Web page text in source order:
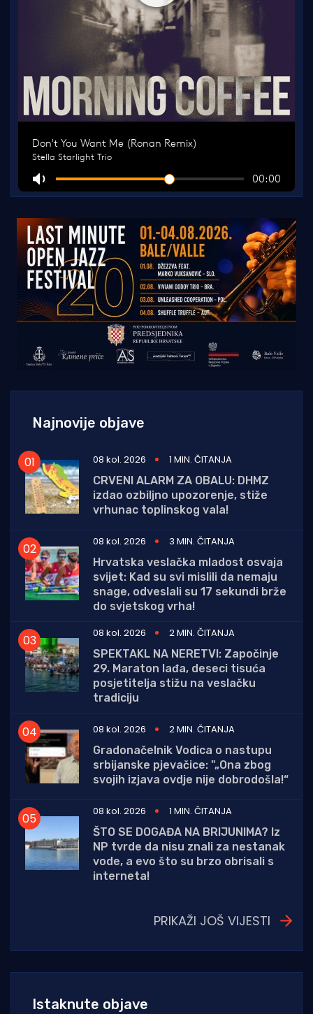
Najnovije objave
08 kol. 2026
1 MIN. ČITANJA
CRVENI ALARM ZA OBALU: DHMZ
izdao ozbiljno upozorenje, stiže
vrhunac toplinskog vala!
08 kol. 2026
3 MIN. ČITANJA
Hrvatska veslačka mladost osvaja
svijet: Kad su svi mislili da nemaju
snage, odveslali su 17 sekundi brže
do svjetskog vrha!
08 kol. 2026
2 MIN. ČITANJA
SPEKTAKL NA NERETVI: Započinje
29. Maraton lađa, deseci tisuća
posjetitelja stižu na veslačku
tradiciju
08 kol. 2026
2 MIN. ČITANJA
Gradonačelnik Vodica o nastupu
srbijanske pjevačice: "„Ona zbog
svojih izjava ovdje nije dobrodošla!“
08 kol. 2026
1 MIN. ČITANJA
ŠTO SE DOGAĐA NA BRIJUNIMA? Iz
NP tvrde da nisu znali za nestanak
vode, a evo što su brzo obrisali s
interneta!
PRIKAŽI JOŠ VIJESTI
Istaknute objave